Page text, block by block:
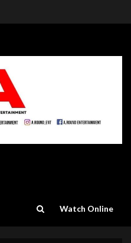
Watch Online